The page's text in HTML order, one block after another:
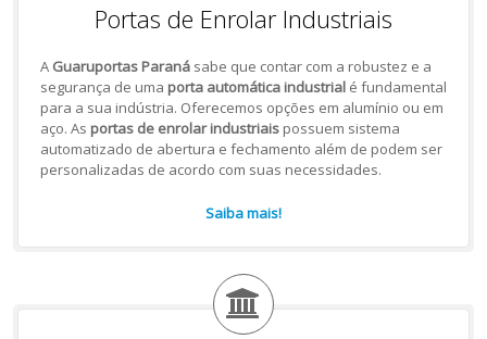
Portas de Enrolar Industriais
A Guaruportas Paranásabe que contar com a robustez e a
segurança de uma porta automática industrialé fundamental
para a sua indústria. Oferecemos opções em alumínio ou em
aço. As portas de enrolar industriaispossuem sistema
automatizado de abertura e fechamento além de podem ser
personalizadas de acordo com suas necessidades.
Saiba mais!